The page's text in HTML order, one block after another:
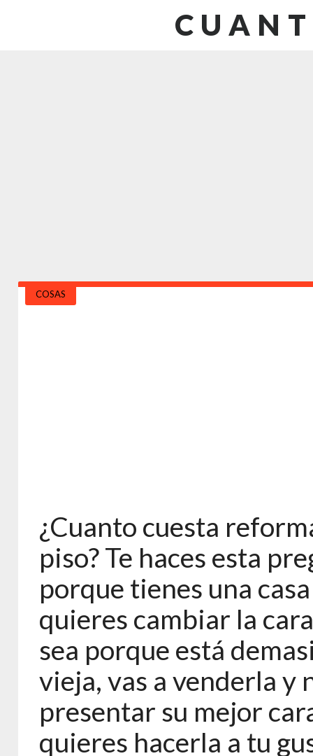
COSAS
¿Cuanto cuesta
piso? Te haces esta
porque tienes una
quieres cambiar la
sea porque está
vieja, vas a venderla y
presentar su mejor
quieres hacerla a tu